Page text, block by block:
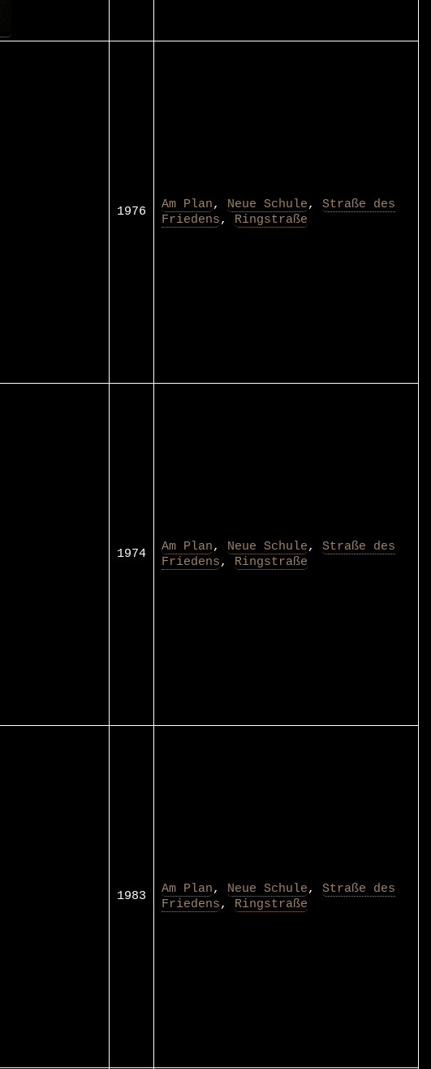
1976 Am Plan, Neue Schule, Straße des
Friedens, Ringstraße
1974 Am Plan, Neue Schule, Straße des
Friedens, Ringstraße
1983 Am Plan, Neue Schule, Straße des
Friedens, Ringstraße